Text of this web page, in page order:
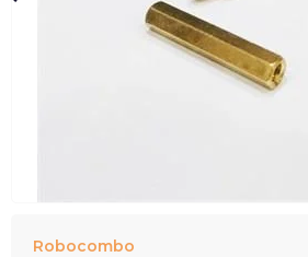
Robocombo